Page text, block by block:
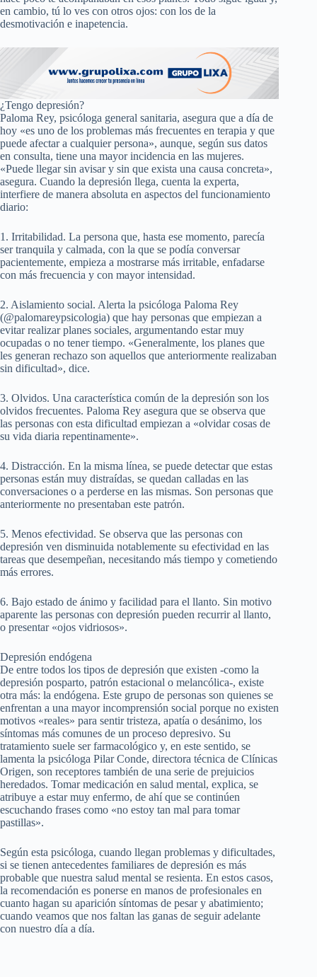
en cambio, tú lo ves con otros ojos: con los de la
desmotivación e inapetencia.
¿Tengo depresión?
Paloma Rey, psicóloga general sanitaria, asegura que a día de
hoy «es uno de los problemas más frecuentes en terapia y que
puede afectar a cualquier persona», aunque, según sus datos
en consulta, tiene una mayor incidencia en las mujeres.
«Puede llegar sin avisar y sin que exista una causa concreta»,
asegura. Cuando la depresión llega, cuenta la experta,
interfiere de manera absoluta en aspectos del funcionamiento
diario:
1. Irritabilidad. La persona que, hasta ese momento, parecía
ser tranquila y calmada, con la que se podía conversar
pacientemente, empieza a mostrarse más irritable, enfadarse
con más frecuencia y con mayor intensidad.
2. Aislamiento social. Alerta la psicóloga Paloma Rey
(@palomareypsicologia) que hay personas que empiezan a
evitar realizar planes sociales, argumentando estar muy
ocupadas o no tener tiempo. «Generalmente, los planes que
les generan rechazo son aquellos que anteriormente realizaban
sin dificultad», dice.
3. Olvidos. Una característica común de la depresión son los
olvidos frecuentes. Paloma Rey asegura que se observa que
las personas con esta dificultad empiezan a «olvidar cosas de
su vida diaria repentinamente».
4. Distracción. En la misma línea, se puede detectar que estas
personas están muy distraídas, se quedan calladas en las
conversaciones o a perderse en las mismas. Son personas que
anteriormente no presentaban este patrón.
5. Menos efectividad. Se observa que las personas con
depresión ven disminuida notablemente su efectividad en las
tareas que desempeñan, necesitando más tiempo y cometiendo
más errores.
6. Bajo estado de ánimo y facilidad para el llanto. Sin motivo
aparente las personas con depresión pueden recurrir al llanto,
o presentar «ojos vidriosos».
Depresión endógena
De entre todos los tipos de depresión que existen -como la
depresión posparto, patrón estacional o melancólica-, existe
otra más: la endógena. Este grupo de personas son quienes se
enfrentan a una mayor incomprensión social porque no existen
motivos «reales» para sentir tristeza, apatía o desánimo, los
síntomas más comunes de un proceso depresivo. Su
tratamiento suele ser farmacológico y, en este sentido, se
lamenta la psicóloga Pilar Conde, directora técnica de Clínicas
Origen, son receptores también de una serie de prejuicios
heredados. Tomar medicación en salud mental, explica, se
atribuye a estar muy enfermo, de ahí que se continúen
escuchando frases como «no estoy tan mal para tomar
pastillas».
Según esta psicóloga, cuando llegan problemas y dificultades,
si se tienen antecedentes familiares de depresión es más
probable que nuestra salud mental se resienta. En estos casos,
la recomendación es ponerse en manos de profesionales en
cuanto hagan su aparición síntomas de pesar y abatimiento;
cuando veamos que nos faltan las ganas de seguir adelante
con nuestro día a día.